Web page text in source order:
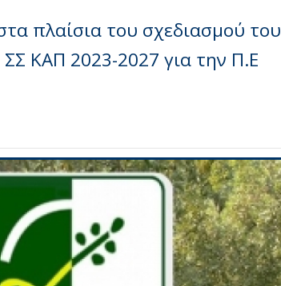
πλαίσια του σχεδιασμού του
ΚΑΠ 2023-2027 για την Π.Ε